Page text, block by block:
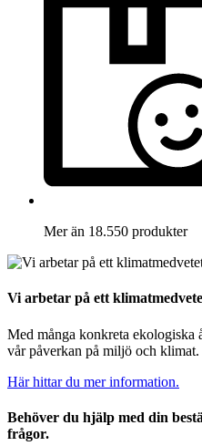
Mer än 18.550 produkter
Vi arbetar på ett
Med många konkreta ekologiska
vår påverkan på miljö och klimat.
Här hittar du mer information.
Behöver du hjälp med din
frågor.